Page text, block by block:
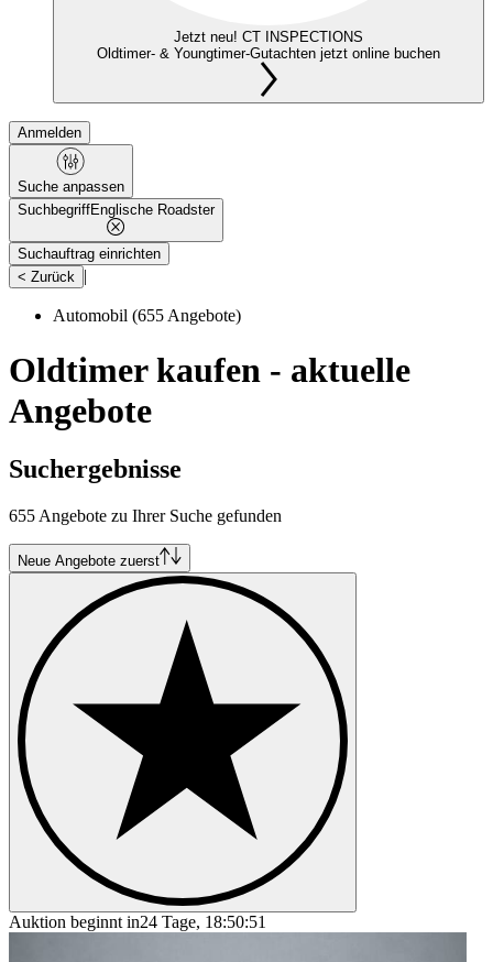
Jetzt neu! CT INSPECTIONS
Oldtimer- & Youngtimer-Gutachten jetzt online buchen
Anmelden
Suche anpassen
SuchbegriffEnglische Roadster
Suchauftrag einrichten
< Zurück |
Automobil (655 Angebote)
Oldtimer kaufen - aktuelle
Angebote
Suchergebnisse
655 Angebote zu Ihrer Suche gefunden
Neue Angebote zuerst
Auktion beginnt in24 Tage, 18:50:51